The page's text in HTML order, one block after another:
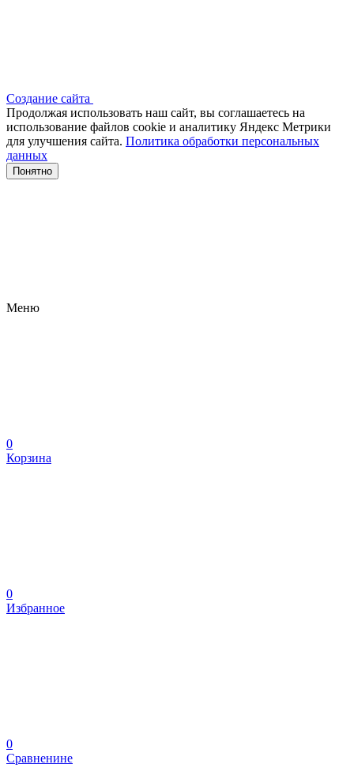
Создание сайта
Продолжая использовать наш сайт, вы соглашаетесь на
использование файлов сооkіе и аналитику Яндекс Метрики
для улучшения сайта. Политика обработки персональных
данных
Понятно
Меню
0
Корзина
0
Избранное
0
Сравненине